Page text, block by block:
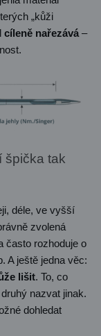
„kůži
cíleně nařezává –
špička tak
déle, ve vyšší
zvolená
často rozhoduje o
lišit. To, co
nazvat jinak.
dohledat